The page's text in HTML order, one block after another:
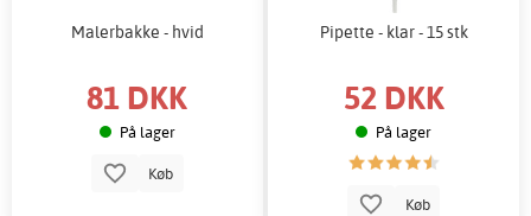
Malerbakke - hvid
81 DKK
På lager
Køb
Pipette - klar - 15 stk
52 DKK
På lager
Køb